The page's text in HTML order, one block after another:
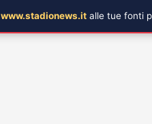
www.stadionews.it alle tue fonti